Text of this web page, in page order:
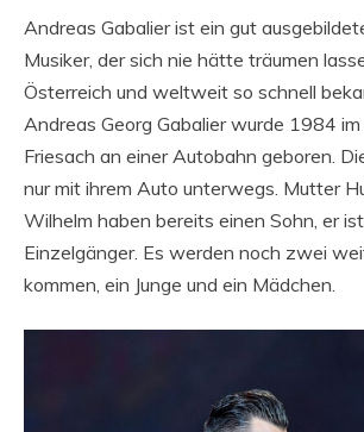
Andreas Gabalier ist ein gut
Musiker, der sich nie hätte träumen
Österreich und weltweit so schnell
Andreas Georg Gabalier wurde 1984
Friesach an einer Autobahn geboren.
nur mit ihrem Auto unterwegs. Mutter
Wilhelm haben bereits einen Sohn, er
Einzelgänger. Es werden noch zwei
kommen, ein Junge und ein Mädchen.